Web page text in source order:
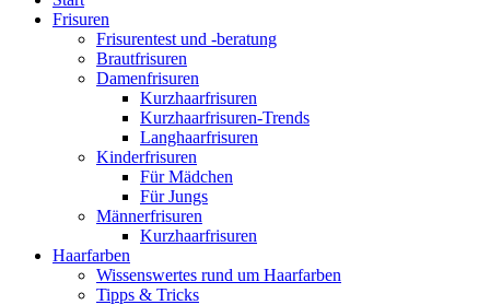
Frisuren
Frisurentest und -beratung
Brautfrisuren
Damenfrisuren
Kurzhaarfrisuren
Kurzhaarfrisuren-Trends
Langhaarfrisuren
Kinderfrisuren
Für Mädchen
Für Jungs
Männerfrisuren
Kurzhaarfrisuren
Haarfarben
Wissenswertes rund um Haarfarben
Tipps & Tricks